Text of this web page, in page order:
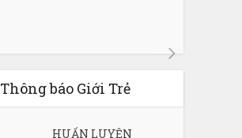
Thông báo Giới Trẻ
HUẤN LUYỆN